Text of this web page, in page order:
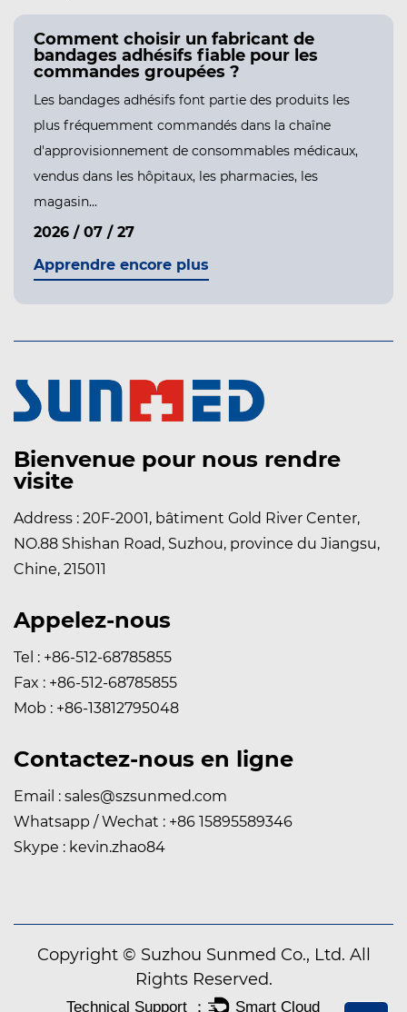
Comment choisir un fabricant de
bandages adhésifs fiable pour les
commandes groupées ?
Les bandages adhésifs font partie des produits les
plus fréquemment commandés dans la chaîne
d'approvisionnement de consommables médicaux,
vendus dans les hôpitaux, les pharmacies, les
magasin...
2026 / 07 / 27
Apprendre encore plus
Bienvenue pour nous rendre
visite
Address : 20F-2001, bâtiment Gold River Center,
NO.88 Shishan Road, Suzhou, province du Jiangsu,
Chine, 215011
Appelez-nous
Tel : +86-512-68785855
Fax : +86-512-68785855
Mob : +86-13812795048
Contactez-nous en ligne
Email : sales@szsunmed.com
Whatsapp / Wechat : +86 15895589346
Skype : kevin.zhao84
Copyright © Suzhou Sunmed Co., Ltd. All
Rights Reserved.